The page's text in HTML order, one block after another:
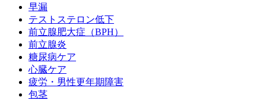
早漏
テストステロン低下
前立腺肥大症（BPH）
前立腺炎
糖尿病ケア
心臓ケア
疲労・男性更年期障害
包茎